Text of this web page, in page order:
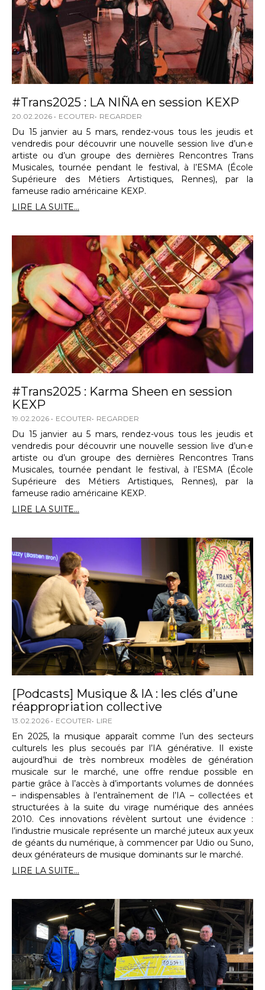
#Trans2025 : LA NIÑA en session KEXP
20.02.2026 ECOUTER REGARDER
Du 15 janvier au 5 mars, rendez-vous tous les jeudis et
vendredis pour découvrir une nouvelle session live d’un·e
artiste ou d’un groupe des dernières Rencontres Trans
Musicales, tournée pendant le festival, à l’ESMA (École
Supérieure des Métiers Artistiques, Rennes), par la
fameuse radio américaine KEXP.
LIRE LA SUITE...
#Trans2025 : Karma Sheen en session
KEXP
19.02.2026 ECOUTER REGARDER
Du 15 janvier au 5 mars, rendez-vous tous les jeudis et
vendredis pour découvrir une nouvelle session live d’un·e
artiste ou d’un groupe des dernières Rencontres Trans
Musicales, tournée pendant le festival, à l’ESMA (École
Supérieure des Métiers Artistiques, Rennes), par la
fameuse radio américaine KEXP.
LIRE LA SUITE...
[Podcasts] Musique & IA : les clés d’une
réappropriation collective
13.02.2026 ECOUTER LIRE
En 2025, la musique apparaît comme l’un des secteurs
culturels les plus secoués par l’IA générative. Il existe
aujourd’hui de très nombreux modèles de génération
musicale sur le marché, une offre rendue possible en
partie grâce à l’accès à d’importants volumes de données
– indispensables à l’entraînement de l’IA – collectées et
structurées à la suite du virage numérique des années
2010. Ces innovations révèlent surtout une évidence :
l’industrie musicale représente un marché juteux aux yeux
de géants du numérique, à commencer par Udio ou Suno,
deux générateurs de musique dominants sur le marché.
LIRE LA SUITE...